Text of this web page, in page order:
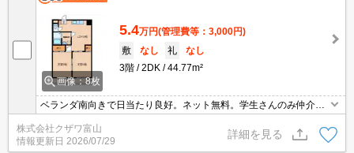
画像：8枚
5.4万円(管理費等：3,000円)
敷
なし 礼
なし
3階
2DK 44.77m²
ベランダ南向きで日当たり良好。ネット無料。学生さんのみ仲介手
数料無料。
株式会社クザワ富山
情報更新日 2026/07/29
詳細を見る